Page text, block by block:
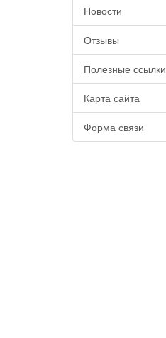
Новости
Отзывы
Полезные ссылки
Карта сайта
Форма связи